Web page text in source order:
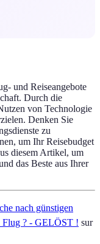
und Reiseangebote
Durch die
von Technologie
Denken Sie
zu
um Ihr Reisebudget
diesem Artikel, um
das Beste aus Ihrer
nach günstigen
Flug ? - GELÖST ! sur